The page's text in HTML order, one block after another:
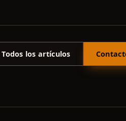
los artículos